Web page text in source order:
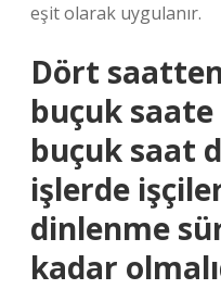
eşit olarak uygulanır.
Dört
buçuk
buçuk saat
işlerde
dinlenme
kadar